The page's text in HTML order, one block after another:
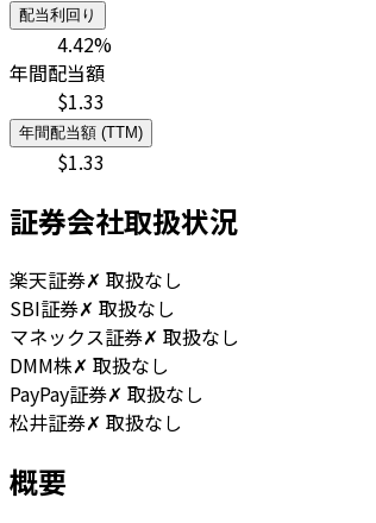
配当利回り
4.42%
年間配当額
$1.33
年間配当額 (TTM)
$1.33
証券会社取扱状況
楽天証券✗ 取扱なし
SBI証券✗ 取扱なし
マネックス証券✗ 取扱なし
DMM株✗ 取扱なし
PayPay証券✗ 取扱なし
松井証券✗ 取扱なし
概要